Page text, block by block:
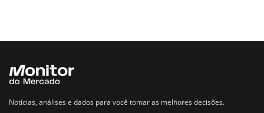
Notícias, análises e dados para você tomar as melhores decisões.